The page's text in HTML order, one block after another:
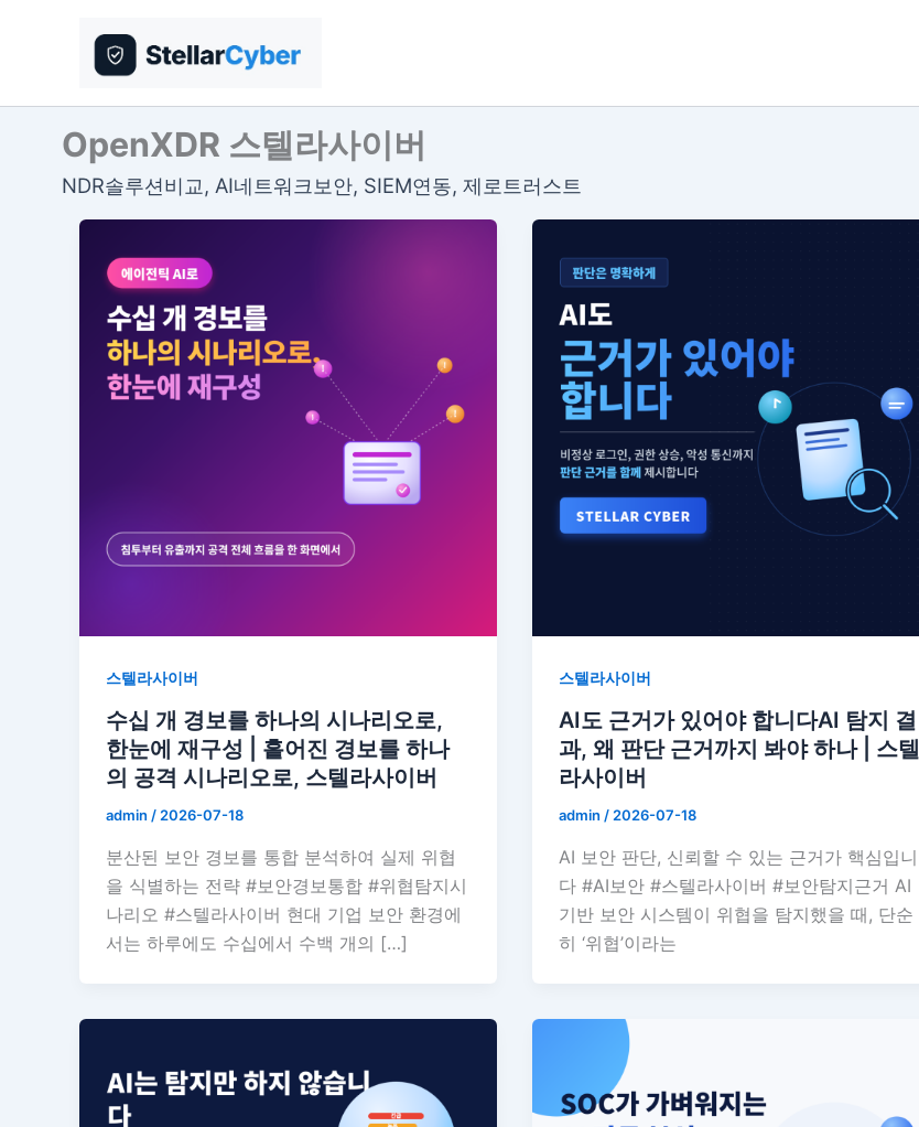
OpenXDR 스텔라사이버
NDR솔루션비교, AI네트워크보안, SIEM연동, 제로트러스트
스텔라사이버
수십 개 경보를 하나의 시나리오로,
한눈에 재구성 | 흩어진 경보를 하나
의 공격 시나리오로, 스텔라사이버
admin /2026-07-18
분산된 보안 경보를 통합 분석하여 실제 위협
을 식별하는 전략 #보안경보통합 #위협탐지시
나리오 #스텔라사이버 현대 기업 보안 환경에
서는 하루에도 수십에서 수백 개의 […]
스텔라사이버
AI도 근거가 있어야 합니다AI 탐지 결
과, 왜 판단 근거까지 봐야 하나 | 스텔
라사이버
admin /2026-07-18
AI 보안 판단, 신뢰할 수 있는 근거가 핵심입니
다 #AI보안 #스텔라사이버 #보안탐지근거 AI
기반 보안 시스템이 위협을 탐지했을 때, 단순
히 ‘위협’이라는